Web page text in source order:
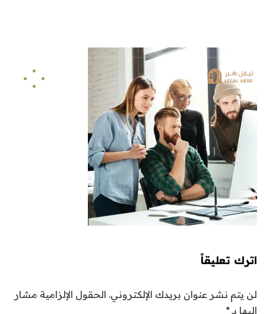
اترك تعليقاً
لن يتم نشر عنوان بريدك الإلكتروني. الحقول الإلزامية مشار
إليها بـ*